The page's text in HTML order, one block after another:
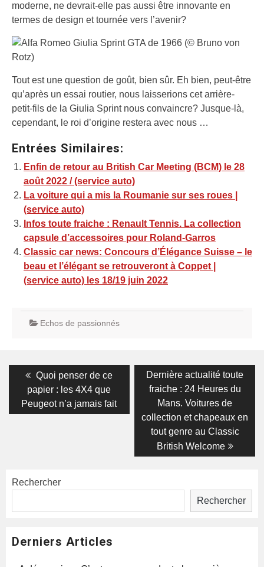
moderne, ne devrait-elle pas aussi être innovante en
termes de design et tournée vers l’avenir?
Tout est une question de goût, bien sûr. Eh bien, peut-être
qu’après un essai routier, nous laisserions cet arrière-
petit-fils de la Giulia Sprint nous convaincre? Jusque-là,
cependant, le roi d’origine restera avec nous …
Entrées Similaires:
Enfin de retour au British Car Meeting (BCM) le 28
août 2022 / (service auto)
La voiture qui a mis la Roumanie sur ses roues |
(service auto)
Infos toute fraiche : Renault Tennis. La collection
capsule d’accessoires pour Roland-Garros
Classic car news: Concours d’Élégance Suisse – le
beau et l’élégant se retrouveront à Coppet |
(service auto) les 18/19 juin 2022
Echos de passionnés
Navigation
l’article
Previous
post:
Quoi penser de ce
papier : les 4X4 que
Peugeot n’a jamais fait
Next
post:
Dernière actualité toute
fraiche : 24 Heures du
Mans. Voitures de
collection et chapeaux en
tout genre au Classic
British Welcome
Rechercher
Rechercher
Derniers Articles